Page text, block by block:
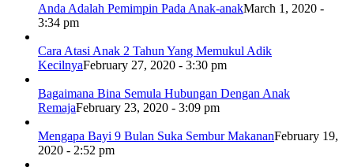
Anda Adalah Pemimpin Pada Anak-anakMarch 1, 2020 -
3:34 pm
Cara Atasi Anak 2 Tahun Yang Memukul Adik
KecilnyaFebruary 27, 2020 - 3:30 pm
Bagaimana Bina Semula Hubungan Dengan Anak
RemajaFebruary 23, 2020 - 3:09 pm
Mengapa Bayi 9 Bulan Suka Sembur MakananFebruary 19,
2020 - 2:52 pm